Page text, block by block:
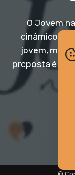
O Jovem
dinâmico e
jovem, mas
proposta é